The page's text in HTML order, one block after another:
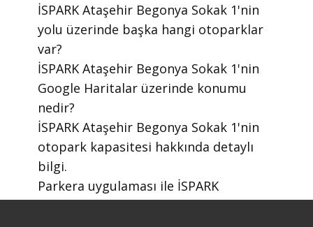
​İSPARK Ataşehir Begonya Sokak 1'nin
yolu üzerinde başka hangi otoparklar
var?
​İSPARK Ataşehir Begonya Sokak 1'nin
Google Haritalar üzerinde konumu
nedir?
​İSPARK Ataşehir Begonya Sokak 1'nin
otopark kapasitesi hakkında detaylı
bilgi.
​Parkera uygulaması ile İSPARK
otoparklarını nasıl bulabilirim?